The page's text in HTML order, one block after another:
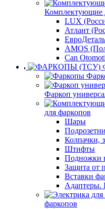
Комплектующие
LUX
Атлант
AMOS
Can
Фаркоп
для фаркопов
Шары
Колпачки,
Штифты
Подножки
Защита от
Вставки
Адаптеры.
фаркопов